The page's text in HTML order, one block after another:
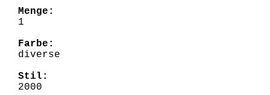
Menge:
1
Farbe:
diverse
Stil:
2000